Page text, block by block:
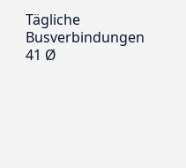
Tägliche
Busverbindungen
41 Ø